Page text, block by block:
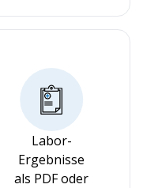
Labor-
Ergebnisse
als PDF oder